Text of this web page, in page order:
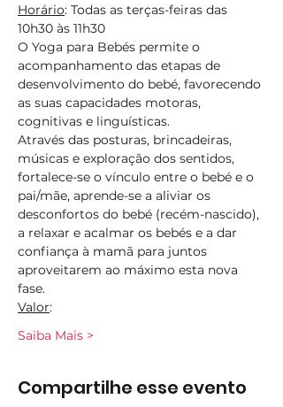
Horário: Todas as terças-feiras das
10h30 às 11h30
O Yoga para Bebés permite o
acompanhamento das etapas de
desenvolvimento do bebé, favorecendo
as suas capacidades motoras,
cognitivas e linguísticas.
Através das posturas, brincadeiras,
músicas e exploração dos sentidos,
fortalece-se o vínculo entre o bebé e o
pai/mãe, aprende-se a aliviar os
desconfortos do bebé (recém-nascido),
a relaxar e acalmar os bebés e a dar
confiança à mamã para juntos
aproveitarem ao máximo esta nova
fase.
Valor:
Saiba Mais >
Compartilhe esse evento